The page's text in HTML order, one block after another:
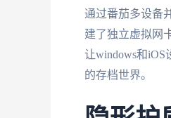
通过番茄多设备
建了独立虚拟网
让windows和
的存档世界。